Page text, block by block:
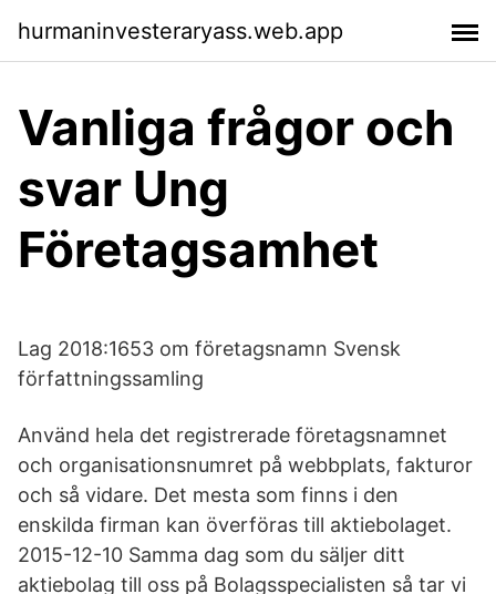
hurmaninvesteraryass.web.app
Vanliga frågor och
svar Ung
Företagsamhet
Lag 2018:1653 om företagsnamn Svensk
författningssamling
Använd hela det registrerade företagsnamnet
och organisationsnumret på webbplats, fakturor
och så vidare. Det mesta som finns i den
enskilda firman kan överföras till aktiebolaget.
2015-12-10 Samma dag som du säljer ditt
aktiebolag till oss på Bolagsspecialisten så tar vi